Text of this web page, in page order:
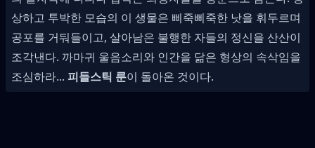
상하고 투박한 모습의 이 생물은 삐죽삐죽한 낫을 휘두르며
공포를 거둬들이고, 살아남은 불행한 자들의 정신을 산산이
조각낸다. 까마귀 울음소리와 인간을 닮은 형상의 속삭임을
조심하라... 피들스틱 룬이 돌아온 것이다.